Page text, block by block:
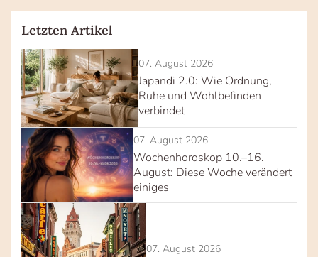
Letzten Artikel
07. August 2026
Japandi 2.0: Wie Ordnung,
Ruhe und Wohlbefinden
verbindet
07. August 2026
Wochenhoroskop 10.–16.
August: Diese Woche verändert
einiges
07. August 2026